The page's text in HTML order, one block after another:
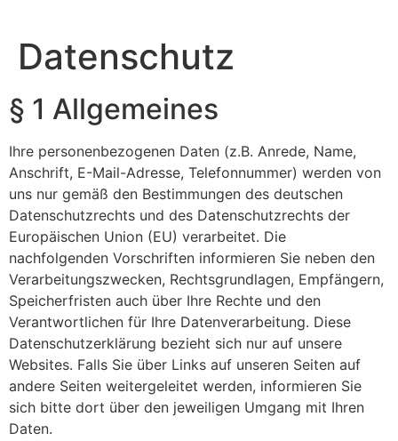
Datenschutz
§ 1 Allgemeines
Ihre personenbezogenen Daten (z.B. Anrede, Name,
Anschrift, E-Mail-Adresse, Telefonnummer) werden von
uns nur gemäß den Bestimmungen des deutschen
Datenschutzrechts und des Datenschutzrechts der
Europäischen Union (EU) verarbeitet. Die
nachfolgenden Vorschriften informieren Sie neben den
Verarbeitungszwecken, Rechtsgrundlagen, Empfängern,
Speicherfristen auch über Ihre Rechte und den
Verantwortlichen für Ihre Datenverarbeitung. Diese
Datenschutzerklärung bezieht sich nur auf unsere
Websites. Falls Sie über Links auf unseren Seiten auf
andere Seiten weitergeleitet werden, informieren Sie
sich bitte dort über den jeweiligen Umgang mit Ihren
Daten.